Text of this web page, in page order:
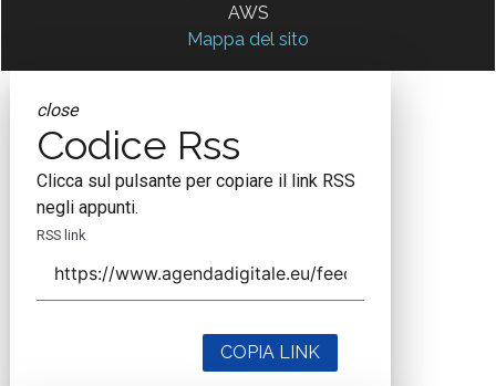
AWS
Mappa del sito
close
Codice Rss
Clicca sul pulsante per copiare il link RSS
negli appunti.
RSS link
COPIA LINK